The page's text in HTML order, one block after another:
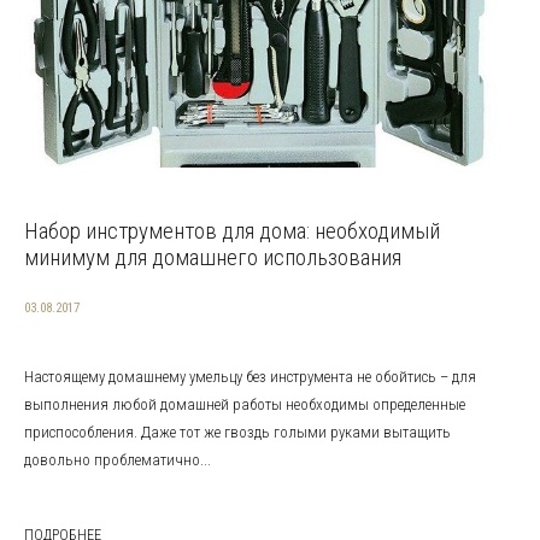
Набор инструментов для дома: необходимый
минимум для домашнего использования
03.08.2017
Настоящему домашнему умельцу без инструмента не обойтись – для
выполнения любой домашней работы необходимы определенные
приспособления. Даже тот же гвоздь голыми руками вытащить
довольно проблематично...
ПОДРОБНЕЕ